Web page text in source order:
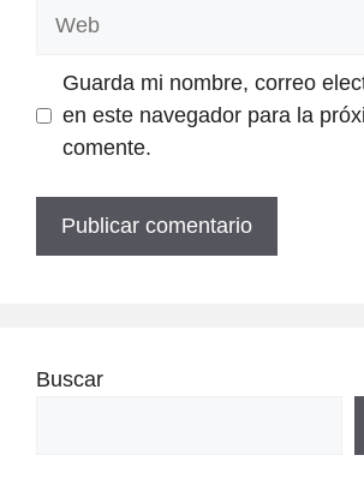
Guarda mi nombre, correo
en este navegador para la
comente.
Buscar